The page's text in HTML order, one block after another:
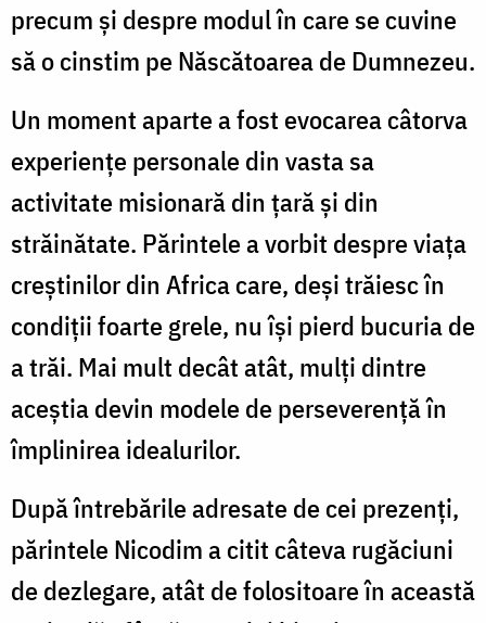
precum și despre modul în care se cuvine
să o cinstim pe Născătoarea de Dumnezeu.
Un moment aparte a fost evocarea câtorva
experiențe personale din vasta sa
activitate misionară din țară și din
străinătate. Părintele a vorbit despre viața
creștinilor din Africa care, deși trăiesc în
condiții foarte grele, nu își pierd bucuria de
a trăi. Mai mult decât atât, mulți dintre
aceștia devin modele de perseverență în
împlinirea idealurilor.
După întrebările adresate de cei prezenți,
părintele Nicodim a citit câteva rugăciuni
de dezlegare, atât de folositoare în această